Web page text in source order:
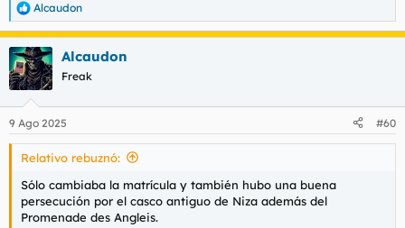
R
e
a
c
c
i
e
s
Alcaudon
Alcaudon
Freak
9 Ago 2025 #60
Relativo rebuznó:
Sólo cambiaba la matrícula y también hubo una buena
persecución por el casco antiguo de Niza además del
Promenade des Angleis.